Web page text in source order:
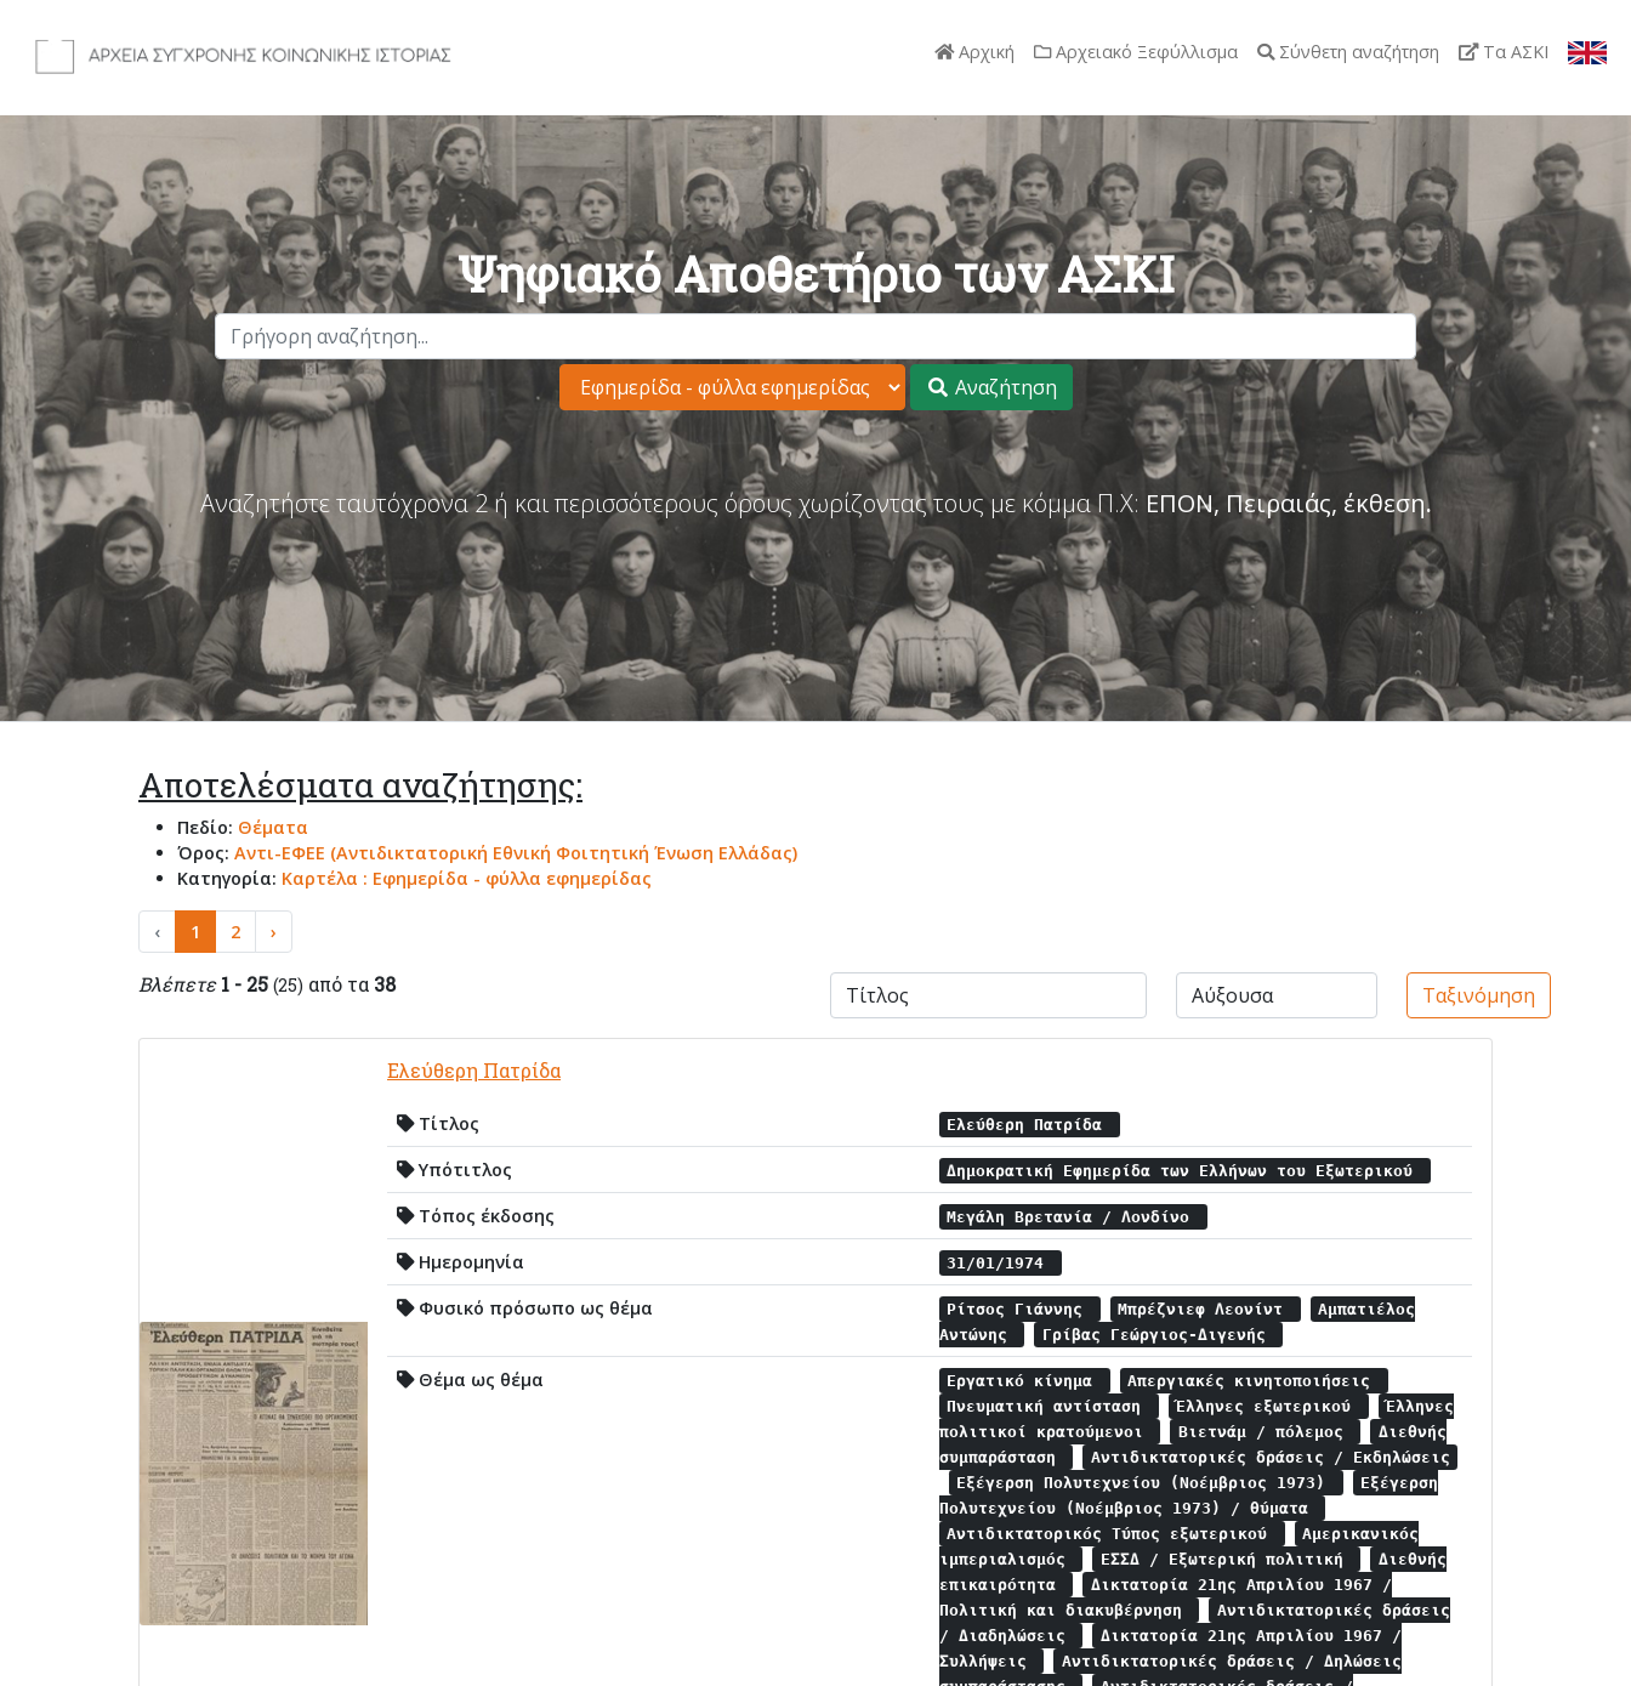
Αρχική Αρχειακό Ξεφύλλισμα Σύνθετη αναζήτηση Τα ΑΣΚΙ
Ψηφιακό Αποθετήριο των ΑΣΚΙ
Αναζήτηση
Αναζητήστε ταυτόχρονα 2 ή και περισσότερους όρους χωρίζοντας τους με κόμμα Π.Χ: ΕΠΟΝ, Πειραιάς, έκθεση.
Αποτελέσματα αναζήτησης:
Πεδίο: Θέματα
Όρος: Αντι-ΕΦΕΕ (Αντιδικτατορική Εθνική Φοιτητική Ένωση Ελλάδας)
Κατηγορία: Καρτέλα : Εφημερίδα - φύλλα εφημερίδας
‹ 1 2 ›
Βλέπετε 1 - 25 (25) από τα 38 Ταξινόμηση
Ελεύθερη Πατρίδα
Τίτλος Ελεύθερη Πατρίδα
Υπότιτλος Δημοκρατική Εφημερίδα των Ελλήνων του Εξωτερικού
Τόπος έκδοσης Μεγάλη Βρετανία / Λονδίνο
Ημερομηνία 31/01/1974
Φυσικό πρόσωπο ως θέμα Ρίτσος Γιάννης Μπρέζνιεφ Λεονίντ
Αμπατιέλος
Αντώνης
Γρίβας Γεώργιος-Διγενής
Θέμα ως θέμα Εργατικό κίνημα
Απεργιακές κινητοποιήσεις
Πνευματική αντίσταση
Έλληνες εξωτερικού
Έλληνες
πολιτικοί κρατούμενοι
Βιετνάμ / πόλεμος
Διεθνής
συμπαράσταση
Αντιδικτατορικές δράσεις / Εκδηλώσεις
Εξέγερση Πολυτεχνείου (Νοέμβριος 1973)
Εξέγερση
Πολυτεχνείου (Νοέμβριος 1973) / θύματα
Αντιδικτατορικός Τύπος εξωτερικού
Αμερικανικός
ιμπεριαλισμός
ΕΣΣΔ / Εξωτερική πολιτική
Διεθνής
επικαιρότητα
Δικτατορία 21ης Απριλίου 1967 /
Πολιτική και διακυβέρνηση
Αντιδικτατορικές δράσεις
/ Διαδηλώσεις
Δικτατορία 21ης Απριλίου 1967 /
Συλλήψεις
Αντιδικτατορικές δράσεις / Δηλώσεις